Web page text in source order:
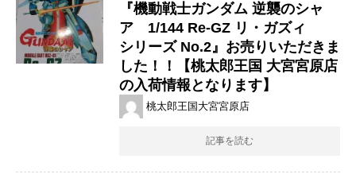
『機動戦士ガンダム ​逆襲のシャ
ア 1/144 ​Re-GZ ​リ・ガズィ ​ ​
シリーズ ​No.2』お売りいただきま
した！！【桃太郎王国 大宮宮原店
の入荷情報となります】
桃太郎王国大宮宮原店
記事を読む